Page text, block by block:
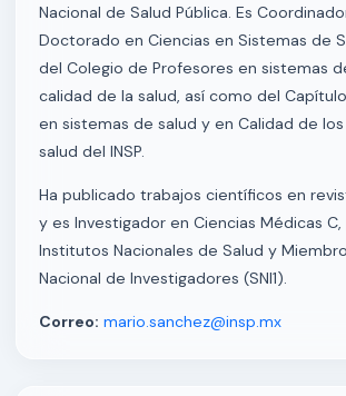
Nacional de Salud Pública. Es
Doctorado en Ciencias en Sistemas de
del Colegio de Profesores en sistemas
calidad de la salud, así como del
en sistemas de salud y en Calidad de
salud del INSP.
Ha publicado trabajos científicos en
y es Investigador en Ciencias Médicas
Institutos Nacionales de Salud y
Nacional de Investigadores (SNI1).
Correo: mario.sanchez@insp.mx